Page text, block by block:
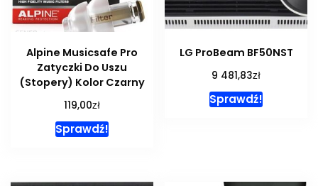
Alpine Musicsafe Pro
Zatyczki Do Uszu
(Stopery) Kolor Czarny
119,00zł
Sprawdź!
LG ProBeam BF50NST
9 481,83zł
Sprawdź!